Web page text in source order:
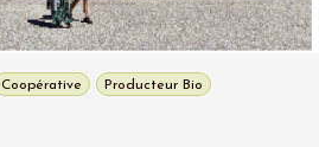
Coopérative Producteur Bio